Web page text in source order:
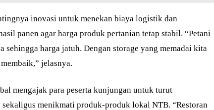
inovasi untuk menekan biaya logistik dan
panen agar harga produk pertanian tetap stabil. “Petani
sehingga harga jatuh. Dengan storage yang memadai kita
jelasnya.
mengajak para peserta kunjungan untuk turut
sekaligus menikmati produk-produk lokal NTB. “Restoran